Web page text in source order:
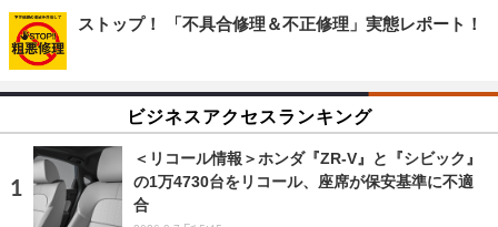
ストップ！ 「不具合修理＆不正修理」実態レポート！
ビジネスアクセスランキング
＜リコール情報＞ホンダ『ZR-V』と『シビック』
の1万4730台をリコール、座席が保安基準に不適
合